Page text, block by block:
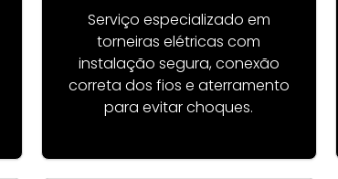
Serviço especializado em
torneiras elétricas com
instalação segura, conexão
correta dos fios e aterramento
para evitar choques.